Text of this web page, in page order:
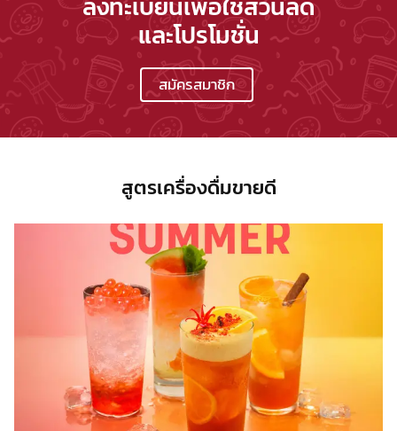
และโปรโมชั่น
สมัครสมาชิก
สูตรเครื่องดื่มขายดี